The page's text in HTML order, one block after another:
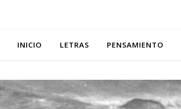
INICIO LETRAS PENSAMIENTO